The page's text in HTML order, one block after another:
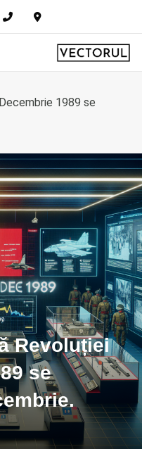
1989 se
Revoluției
se